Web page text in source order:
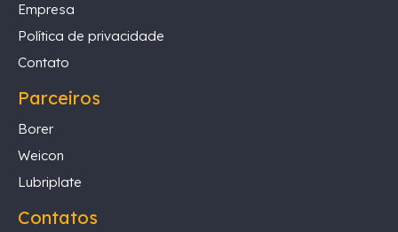
Empresa
Política de privacidade
Contato
Parceiros
Borer
Weicon
Lubriplate
Contatos